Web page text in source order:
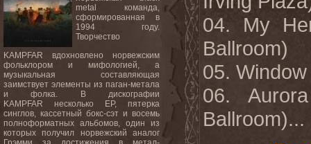
metal команда,
сформированная в
1994 году.
Творчество
KAMPFAR вдохновлено норвежским
фольклором и мифологией, а
музыкальная составляющая
заимствует элементы из паган-метала
и фолка. В дискографии
KAMPFAR несколько EP, пятерка
синглов, кассетный бокс-сэт и восемь
полноформатных альбомов, один из
которых получил норвежский аналог
04. My
Ballroom)
05.
06. Aurora
Ballroom)...